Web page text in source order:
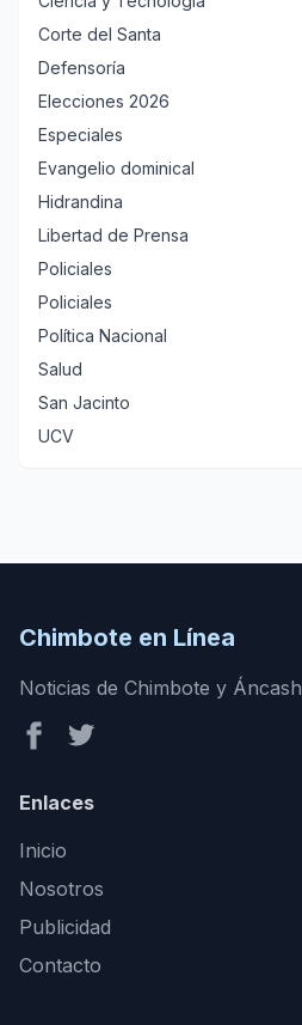
Corte del Santa
Defensoría
Elecciones 2026
Especiales
Evangelio dominical
Hidrandina
Libertad de Prensa
Policiales
Policiales
Política Nacional
Salud
San Jacinto
UCV
Chimbote en Línea
Noticias de Chimbote y Áncash
Enlaces
Inicio
Nosotros
Publicidad
Contacto